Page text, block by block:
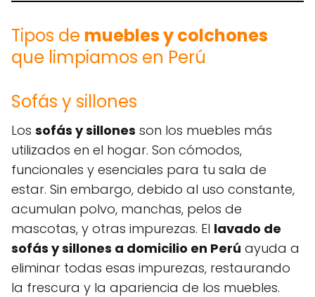
Tipos de muebles y colchones
que limpiamos en Perú
Sofás y sillones
Los sofás y sillones son los muebles más
utilizados en el hogar. Son cómodos,
funcionales y esenciales para tu sala de
estar. Sin embargo, debido al uso constante,
acumulan polvo, manchas, pelos de
mascotas, y otras impurezas. El lavado de
sofás y sillones a domicilio en Perú ayuda a
eliminar todas esas impurezas, restaurando
la frescura y la apariencia de los muebles.